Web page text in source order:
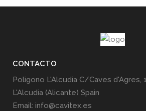
CONTACTO
Poligono L'Alcudia C/Caves d'Agres,
L'Alcudia (Alicante) Spain
Email: info@cavitex.es